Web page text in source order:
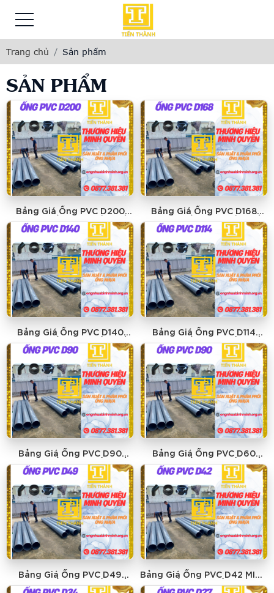
Trang chủ Sản phẩm
SẢN PHẨM
Bảng Giá Ống PVC D200
MINH QUYỀN - GIÁ RẺ NHẤT
Bảng Giá Ống PVC D168
MINH QUYỀN - GIÁ RẺ NHẤT
Bảng Giá Ống PVC D140
MINH QUYỀN - GIÁ RẺ NHẤT
Bảng Giá Ống PVC D114
MINH QUYỀN - GIÁ RẺ NHẤT
Bảng Giá Ống PVC D90
MINH QUYỀN - GIÁ RẺ NHẤT
Bảng Giá Ống PVC D60
MINH QUYỀN - GIÁ RẺ NHẤT
Bảng Giá Ống PVC D49
MINH QUYỀN - GIÁ RẺ NHẤT
Bảng Giá Ống PVC D42 MINH
QUYỀN - GIÁ RẺ NHẤT